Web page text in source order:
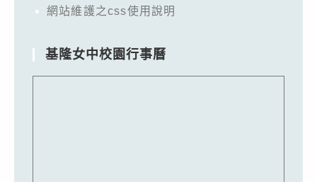
網站維護之css使用說明
基隆女中校園行事曆